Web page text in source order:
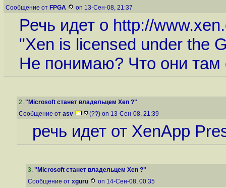
Сообщение от FPGA on 13-Сен-08, 21:37
Речь идет о http://
"Xen is licensed under the
Не понимаю? Что они там
2. "Microsoft станет владельцем Xen ?"
Сообщение от asv (??) on 13-Сен-08, 21:39
речь идет от XenApp
3. "Microsoft станет владельцем Xen ?"
Сообщение от xguru on 14-Сен-08, 00:35